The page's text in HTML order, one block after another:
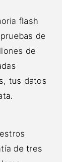
flash
de
de
tus datos
de tres